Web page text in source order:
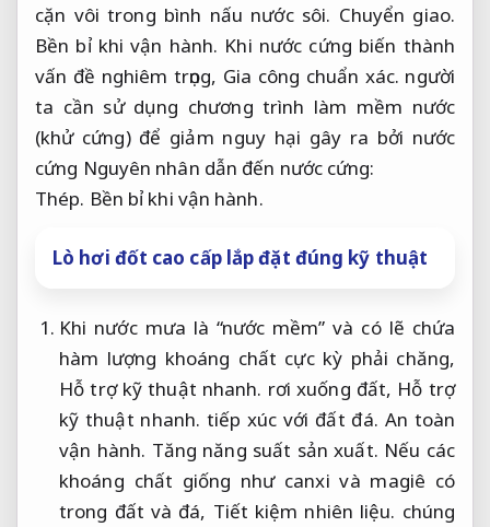
cặn vôi trong bình nấu nước sôi. Chuyển giao.
Bền bỉ khi vận hành. Khi nước cứng biến thành
vấn đề nghiêm trọng, Gia công chuẩn xác. người
ta cần sử dụng chương trình làm mềm nước
(khử cứng) để giảm nguy hại gây ra bởi nước
cứng Nguyên nhân dẫn đến nước cứng:
Thép. Bền bỉ khi vận hành.
Lò hơi đốt cao cấp lắp đặt đúng kỹ thuật
Khi nước mưa là “nước mềm” và có lẽ chứa
hàm lượng khoáng chất cực kỳ phải chăng,
Hỗ trợ kỹ thuật nhanh. rơi xuống đất, Hỗ trợ
kỹ thuật nhanh. tiếp xúc với đất đá. An toàn
vận hành. Tăng năng suất sản xuất. Nếu các
khoáng chất giống như canxi và magiê có
trong đất và đá, Tiết kiệm nhiên liệu. chúng